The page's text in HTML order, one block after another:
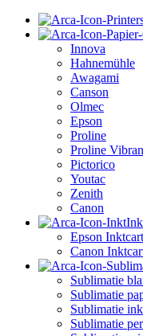
Innova
Hahnemühle
Awagami
Canson
Olmec
Epson
Proline
Proline
Pictorico
Youtac
Zenith
Canon
Epson
Canon
Sublimatie
Sublimatie
Sublimatie
Sublimatie